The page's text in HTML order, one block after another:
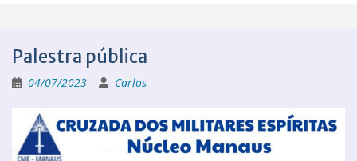
Palestra pública
04/07/2023 Carlos